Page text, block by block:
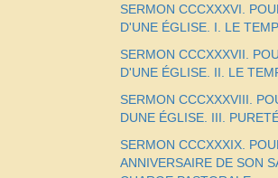
SERMON CCCXXXVI.
D'UNE ÉGLISE. I. LE
SERMON CCCXXXVII.
D'UNE ÉGLISE. II. LE
SERMON CCCXXXVIII.
DUNE ÉGLISE. III.
SERMON CCCXXXIX.
ANNIVERSAIRE DE SON